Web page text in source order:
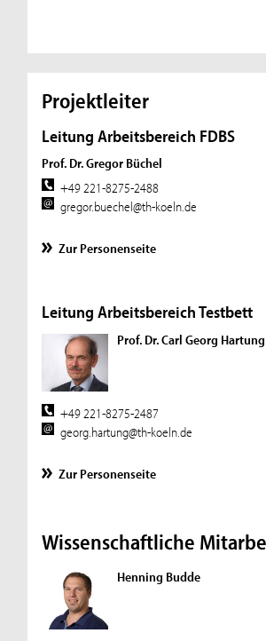
Projektleiter
Leitung Arbeitsbereich FDBS
Prof. Dr. Gregor Büchel
+49 221-8275-2488
gregor.buechel@th-koeln.de
Zur Personenseite
Leitung Arbeitsbereich Testbett
Prof. Dr. Carl Georg Hartung
+49 221-8275-2487
georg.hartung@th-koeln.de
Zur Personenseite
Wissenschaftliche
Henning Budde